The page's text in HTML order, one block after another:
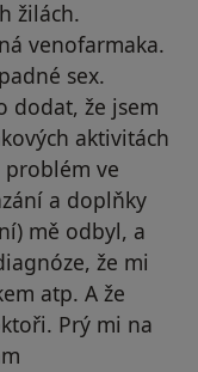
žilách.
venofarmaka.
sex.
dodat, že jsem
aktivitách
ve
a doplňky
mě odbyl, a
že mi
atp. A že
Prý mi na